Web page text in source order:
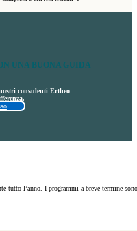
UNA BUONA GUIDA
consulenti Ertheo
tutto l’anno. I programmi a breve termine